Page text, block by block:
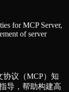
for MCP Server,
of server
协议（MCP）知
导，帮助构建高